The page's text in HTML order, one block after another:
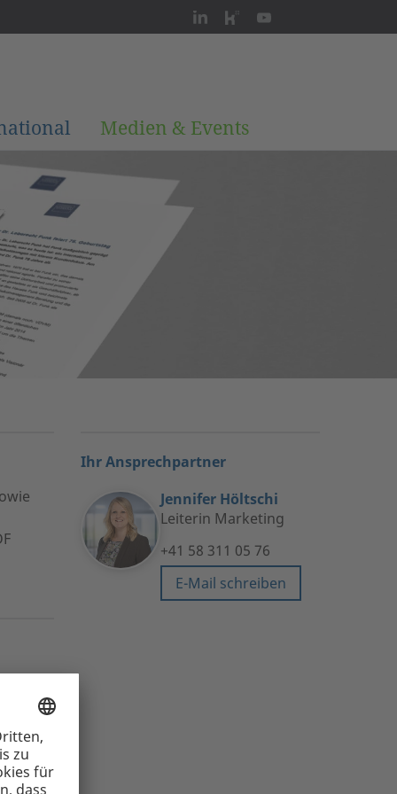
Medien & Events
Ihr Ansprechpartner
Jennifer Höltschi
Leiterin Marketing
+41 58 311 05 76
E-Mail schreiben